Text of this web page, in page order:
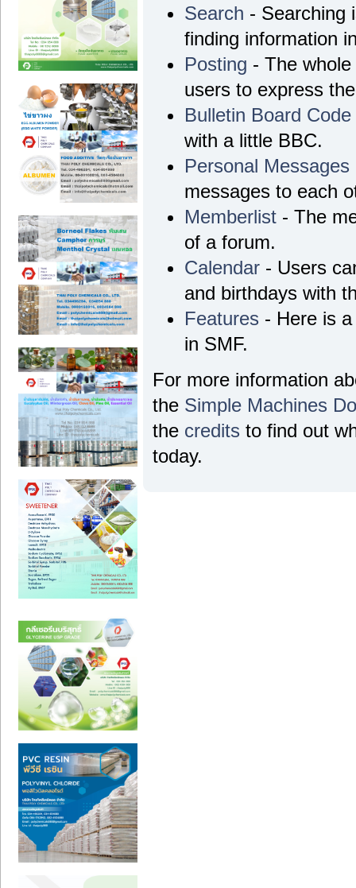
Search - Searching
finding information
Posting - The
users to express
Bulletin Board
with a little BBC.
Personal Messages
messages to each
Memberlist - The
of a forum.
Calendar - Users
and birthdays with
Features - Here is
in SMF.
For more information
the Simple Machines
the credits to find out
today.